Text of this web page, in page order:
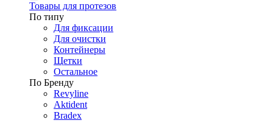
Товары для протезов
По типу
Для фиксации
Для очистки
Контейнеры
Щетки
Остальное
По Бренду
Revyline
Aktident
Bradex